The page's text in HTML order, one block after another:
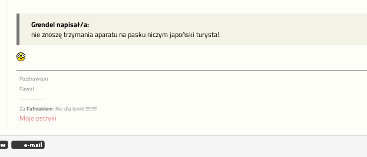
Grendel napisał/a:
nie znoszę trzymania aparatu na pasku niczym japoński turysta!.
Pozdrawiam
Paweł
-----------
Za Fafniakiem: Nie dla leniiii !!!!!!!!!!
Moje pstryki